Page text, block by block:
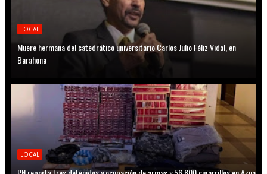
LOCAL
Muere hermana del catedrático universitario Carlos Julio Féliz Vidal, en
Barahona
LOCAL